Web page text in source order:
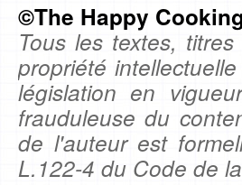
©The Happy
Tous les textes,
propriété
législation en
frauduleuse du
de l'auteur est
L.122-4 du Code de